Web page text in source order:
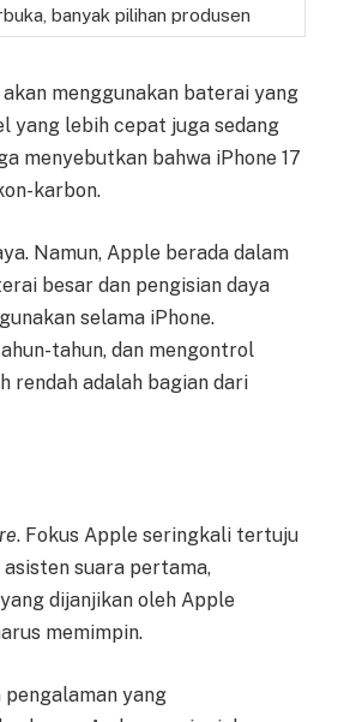
banyak pilihan produsen
menggunakan baterai yang
yang lebih cepat juga sedang
menyebutkan bahwa iPhone 17
karbon.
Namun, Apple berada dalam
besar dan pengisian daya
selama iPhone.
tahun, dan mengontrol
rendah adalah bagian dari
. Fokus Apple seringkali tertuju
suara pertama,
dijanjikan oleh Apple
memimpin.
pengalaman yang